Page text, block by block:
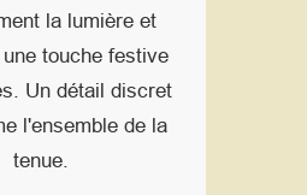
la lumière et
touche festive
Un détail discret
l'ensemble de la
tenue.